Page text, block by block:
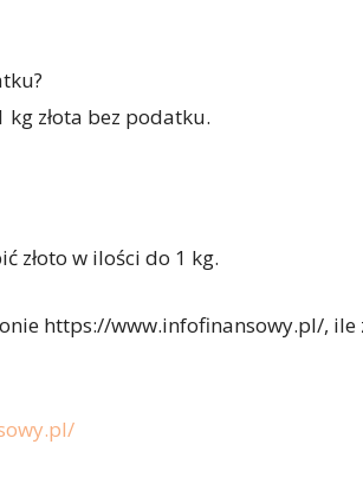
złota bez podatku.
złoto w ilości do 1 kg.
https://www.infofinansowy.pl/, ile